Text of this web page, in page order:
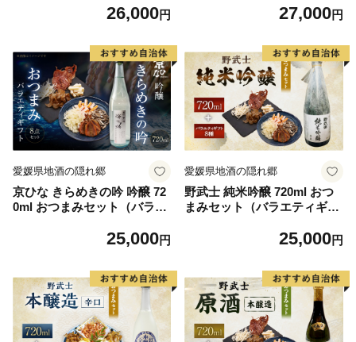
酒 大吟醸酒 酒 お酒 アルコー
【えひめの町（超）推し！
（内子町）】（601）
26,000円
酒 純米 大吟醸酒 酒 お酒 ア
愛媛県【えひめの町（超）推
し！（内子町）】（602）
27,000円
愛媛県地酒の隠れ郷
京ひな きらめきの吟 吟醸 72
0ml おつまみセット（バラエ
酒 吟醸酒 酒 お酒 アルコール
【えひめの町（超）推し！
（内子町）】（603）
25,000円
愛媛県地酒の隠れ郷
野武士 純米吟醸 720ml おつ
まみセット（バラエティギフ
吟醸酒 酒 お酒 アルコール 飲
ひめの町（超）推し！（松野
町）】（604）
25,000円